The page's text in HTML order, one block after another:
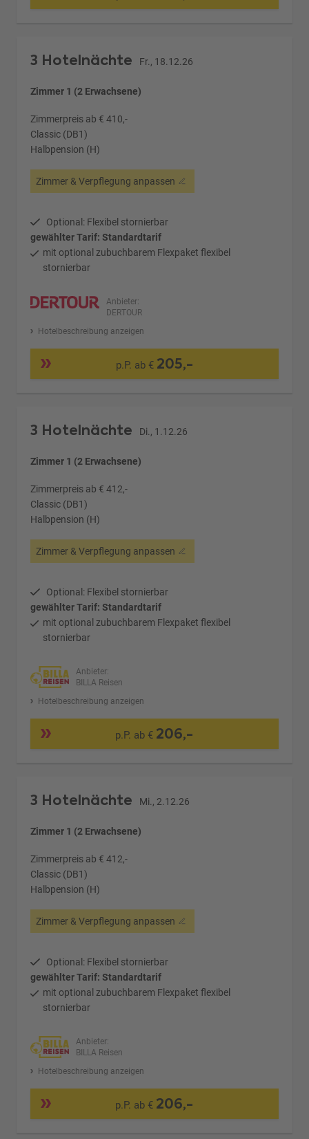
3 Hotelnächte Fr., 18.12.26
Zimmer 1 (2 Erwachsene)
Zimmerpreis ab € 410,-
Classic (DB1)
Halbpension (H)
Zimmer & Verpflegung anpassen
Optional: Flexibel stornierbar
gewählter Tarif: Standardtarif
mit optional zubuchbarem Flexpaket flexibel
stornierbar
Anbieter:
DERTOUR
Hotelbeschreibung anzeigen
p.P. ab € 205,-
3 Hotelnächte Di., 1.12.26
Zimmer 1 (2 Erwachsene)
Zimmerpreis ab € 412,-
Classic (DB1)
Halbpension (H)
Zimmer & Verpflegung anpassen
Optional: Flexibel stornierbar
gewählter Tarif: Standardtarif
mit optional zubuchbarem Flexpaket flexibel
stornierbar
Anbieter:
BILLA Reisen
Hotelbeschreibung anzeigen
p.P. ab € 206,-
3 Hotelnächte Mi., 2.12.26
Zimmer 1 (2 Erwachsene)
Zimmerpreis ab € 412,-
Classic (DB1)
Halbpension (H)
Zimmer & Verpflegung anpassen
Optional: Flexibel stornierbar
gewählter Tarif: Standardtarif
mit optional zubuchbarem Flexpaket flexibel
stornierbar
Anbieter:
BILLA Reisen
Hotelbeschreibung anzeigen
p.P. ab € 206,-